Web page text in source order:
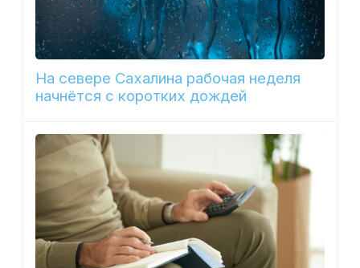
На севере Сахалина рабочая неделя
начнётся с коротких дождей